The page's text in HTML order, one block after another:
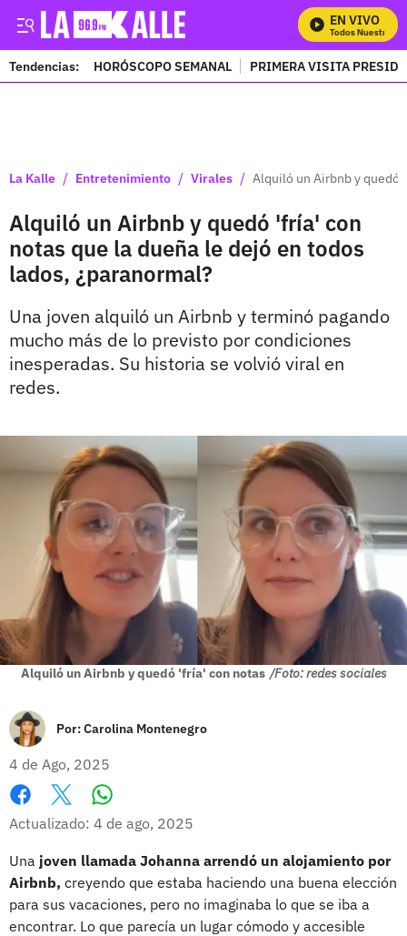
EN VIVO
Mira Todos Nuestros
Tendencias: HORÓSCOPO SEMANAL PRIMERA VISITA
La Kalle / Entretenimiento / Virales / Alquiló un Airbnb y quedó
Alquiló un Airbnb y quedó 'fría' con
notas que la dueña le dejó en todos
lados, ¿paranormal?
Una joven alquiló un Airbnb y terminó pagando
mucho más de lo previsto por condiciones
inesperadas. Su historia se volvió viral en
redes.
Alquiló un Airbnb y quedó 'fría' con notas /Foto: redes sociales
Por:Carolina Montenegro
4 de Ago, 2025
Facebook
X
Actualizado: 4 de ago, 2025
Una joven llamada Johanna arrendó un alojamiento por
Airbnb, creyendo que estaba haciendo una buena elección
para sus vacaciones, pero no imaginaba lo que se iba a
encontrar. Lo que parecía un lugar cómodo y accesible